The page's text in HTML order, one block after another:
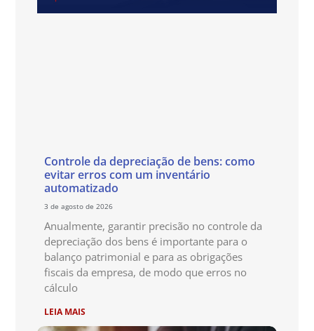
Controle da depreciação de bens: como
evitar erros com um inventário
automatizado
3 de agosto de 2026
Anualmente, garantir precisão no controle da
depreciação dos bens é importante para o
balanço patrimonial e para as obrigações
fiscais da empresa, de modo que erros no
cálculo
LEIA MAIS